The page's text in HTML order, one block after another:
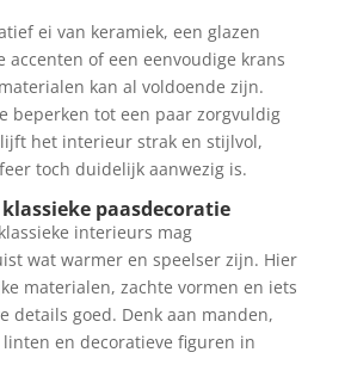
ei van keramiek, een glazen
accenten of een eenvoudige krans
kan al voldoende zijn.
beperken tot een paar zorgvuldig
het interieur strak en stijlvol,
toch duidelijk aanwezig is.
paasdecoratie
interieurs mag
wat warmer en speelser zijn. Hier
materialen, zachte vormen en iets
details goed. Denk aan manden,
en decoratieve figuren in